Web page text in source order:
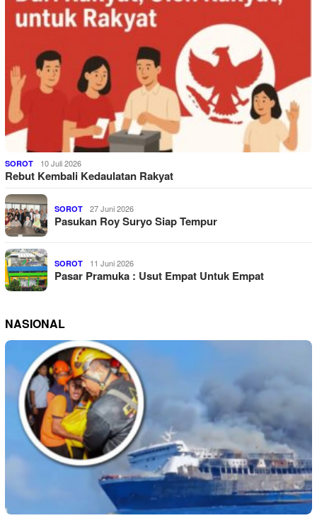
SOROT 10 Juli 2026
Rebut Kembali Kedaulatan Rakyat
SOROT 27 Juni 2026
Pasukan Roy Suryo Siap Tempur
SOROT 11 Juni 2026
Pasar Pramuka : Usut Empat Untuk Empat
NASIONAL